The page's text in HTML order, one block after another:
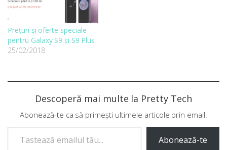
Prețuri și oferte speciale
pentru Galaxy S9 și S9 Plus
25/02/2018
Descoperă mai multe la Pretty Tech
Abonează-te ca să primești ultimele articole prin email.
Tastează emailul tău...
Abonează-te